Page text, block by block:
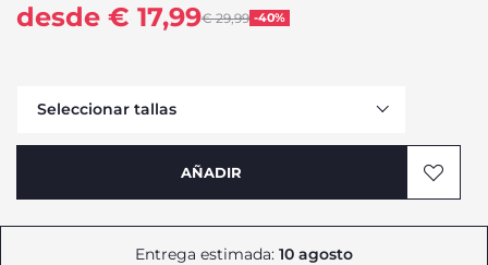
Price reduced from
€ 29,99 -40%
to
desde € 17,99
Seleccionar tallas
Avísame
AÑADIR
Entrega estimada: 10 agosto